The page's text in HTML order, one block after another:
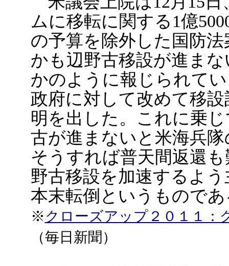
ムに移転に関する1億
の予算を除外した国防
かも辺野古移設が進ま
かのように報じられて
政府に対して改めて移
明を出した。これに乗
古が進まないと米海兵
そうすれば普天間返還
野古移設を加速するよ
本末転倒というもので
※ クローズアップ２０１１
（毎日新聞）